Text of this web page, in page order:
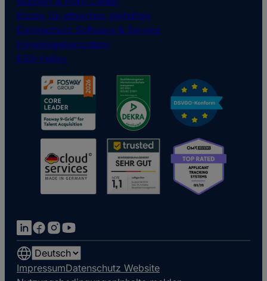
Kodex für ethisches Verhalten
Datenschutz Software & Service
Hinweisgebersystem
ESG-Policy
Choose
a
ImpressumDatenschutz Website